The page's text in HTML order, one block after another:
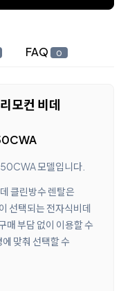
FAQ 0
모컨 비데
모델입니다.
클린방수 렌탈은
선택되는 전자식비데
매 부담 없이 이용할 수
맞춰 선택할 수